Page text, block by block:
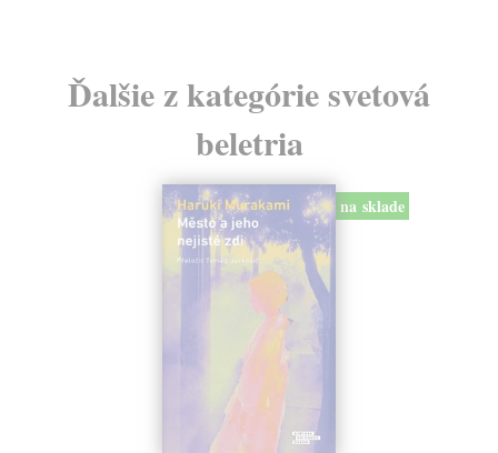
Ďalšie z kategórie svetová
beletria
na sklade